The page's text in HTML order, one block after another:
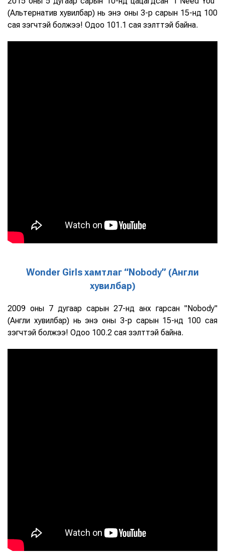
(Альтернатив хувилбар) нь энэ оны 3-р сарын 15-нд 100
сая үзэгчтэй болжээ! Одоо 101.1 сая үзэлттэй байна.
Wonder Girls хамтлаг “Nobody” (Англи
хувилбар)
2009 оны 7 дугаар сарын 27-нд анх гарсан "Nobody"
(Англи хувилбар) нь энэ оны 3-р сарын 15-нд 100 сая
үзэгчтэй болжээ! Одоо 100.2 сая үзэлттэй байна.